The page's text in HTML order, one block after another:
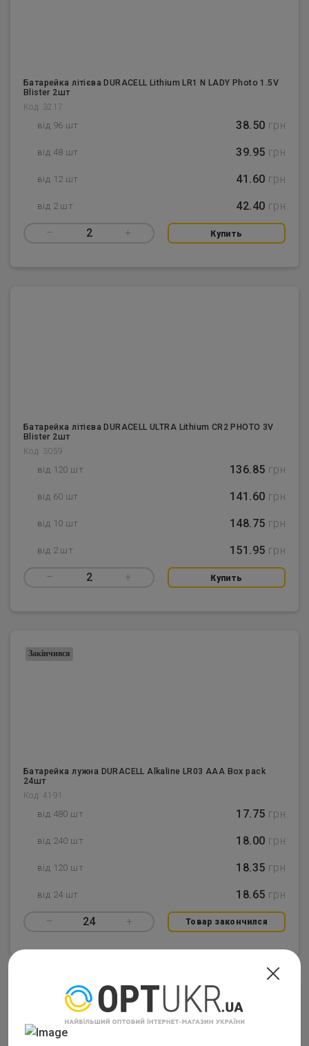
Батарейка літієва DURACELL Lithium LR1 N LADY Photo 1.5V
Blister 2шт
Код: 3217
від 96 шт 38.50 грн
від 48 шт 39.95 грн
від 12 шт 41.60 грн
від 2 шт 42.40 грн
– 2 + Купить
Батарейка літієва DURACELL ULTRA Lithium CR2 PHOTO 3V
Blister 2шт
Код: 3059
від 120 шт 136.85 грн
від 60 шт 141.60 грн
від 10 шт 148.75 грн
від 2 шт 151.95 грн
– 2 + Купить
Батарейка лужна DURACELL Alkaline LR03 AAA Box pack
24шт
Код: 4191
від 480 шт 17.75 грн
від 240 шт 18.00 грн
від 120 шт 18.35 грн
від 24 шт 18.65 грн
– 24 + Товар закончился
Закінчився